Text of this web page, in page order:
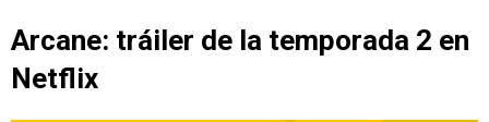
Arcane: tráiler de la temporada 2 en
Netflix